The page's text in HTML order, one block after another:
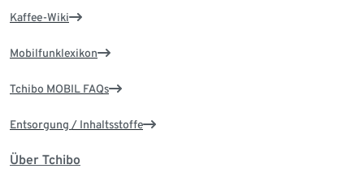
Kaffee-Wiki
Mobilfunklexikon
Tchibo MOBIL FAQs
Entsorgung / Inhaltsstoffe
Über Tchibo